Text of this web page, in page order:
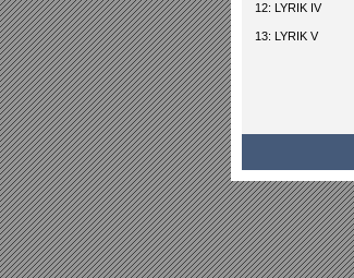
12: LYRIK IV
13: LYRIK V